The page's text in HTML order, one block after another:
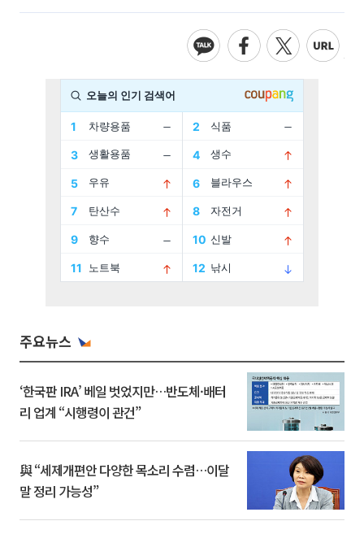
주요뉴스
‘한국판 IRA’ 베일 벗었지만…반도체·배터
리 업계 “시행령이 관건”
與 “세제개편안 다양한 목소리 수렴…이달
말 정리 가능성”